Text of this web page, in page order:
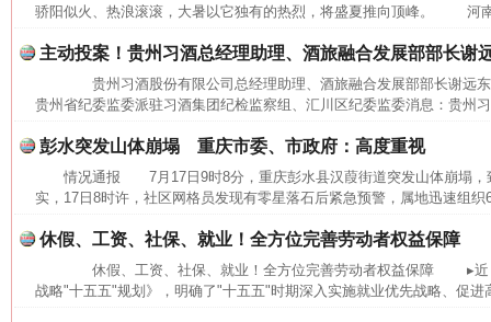
骄阳似火、热浪滚滚，大暑以它独有的热烈，将盛夏推向顶峰。 河
主动投案！贵州习酒总经理助理、酒旅融合发展部部长谢
贵州习酒股份有限公司总经理助理、酒旅融合发展部部长谢
贵州省纪委监委派驻习酒集团纪检监察组、汇川区纪委监委消息：贵州
彭水突发山体崩塌 重庆市委、市政府：高度重视
情况通报 7月17日9时8分，重庆彭水县汉葭街道突发山体崩塌，
实，17日8时许，社区网格员发现有零星落石后紧急预警，属地迅速组
休假、工资、社保、就业！全方位完善劳动者权益保障
休假、工资、社保、就业！全方位完善劳动者权益保障 ▸近
战略"十五五"规划》，明确了"十五五"时期深入实施就业优先战略、促进